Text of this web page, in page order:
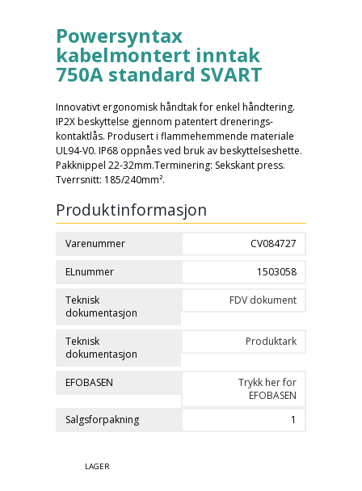
Powersyntax
kabelmontert inntak
750A standard SVART
Innovativt ergonomisk håndtak for enkel håndtering.
IP2X beskyttelse gjennom patentert drenerings-
kontaktlås. Produsert i flammehemmende materiale
UL94-V0. IP68 oppnåes ved bruk av beskyttelseshette.
Pakknippel 22-32mm.Terminering: Sekskant press.
Tverrsnitt: 185/240mm².
Produktinformasjon
Varenummer CV084727
ELnummer 1503058
Teknisk
dokumentasjon
FDV dokument
Teknisk
dokumentasjon
Produktark
EFOBASEN
Trykk her for
EFOBASEN
Salgsforpakning
1
LAGER